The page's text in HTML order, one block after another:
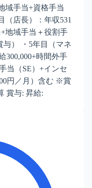
域手当+資格手当
（店長）：年収531
地域手当＋役割手
与） ・5年目（マネ
300,000+時間外手
当（SE）+インセ
円／月）含む ※賞
賞与: 昇給: